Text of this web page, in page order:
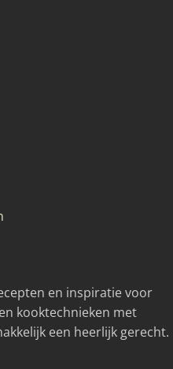
en inspiratie voor
kooktechnieken met
een heerlijk gerecht.